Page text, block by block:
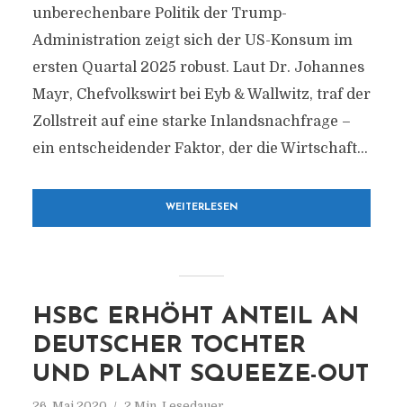
unberechenbare Politik der Trump-
Administration zeigt sich der US-Konsum im
ersten Quartal 2025 robust. Laut Dr. Johannes
Mayr, Chefvolkswirt bei Eyb & Wallwitz, traf der
Zollstreit auf eine starke Inlandsnachfrage –
ein entscheidender Faktor, der die Wirtschaft...
WEITERLESEN
HSBC ERHÖHT ANTEIL AN
DEUTSCHER TOCHTER
UND PLANT SQUEEZE-OUT